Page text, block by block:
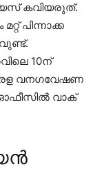
കവിയരുത്.
പിന്നാക്ക
10ന്
വനഗവേഷണ
ഓഫീസിൽ വാക്